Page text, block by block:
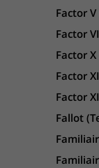
Factor
Factor
Factor
Factor
Factor
Fallot